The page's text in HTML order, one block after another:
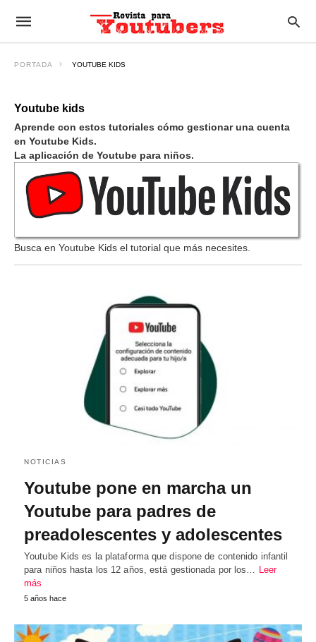
PORTADA YOUTUBE KIDS
Youtube kids
Aprende con estos tutoriales cómo gestionar una cuenta
en Youtube Kids.
La aplicación de Youtube para niños.
Busca en Youtube Kids el tutorial que más necesites.
NOTICIAS
Youtube pone en marcha un
Youtube para padres de
preadolescentes y adolescentes
Youtube Kids es la plataforma que dispone de contenido infantil
para niños hasta los 12 años, está gestionada por los… Leer
más
5 años hace